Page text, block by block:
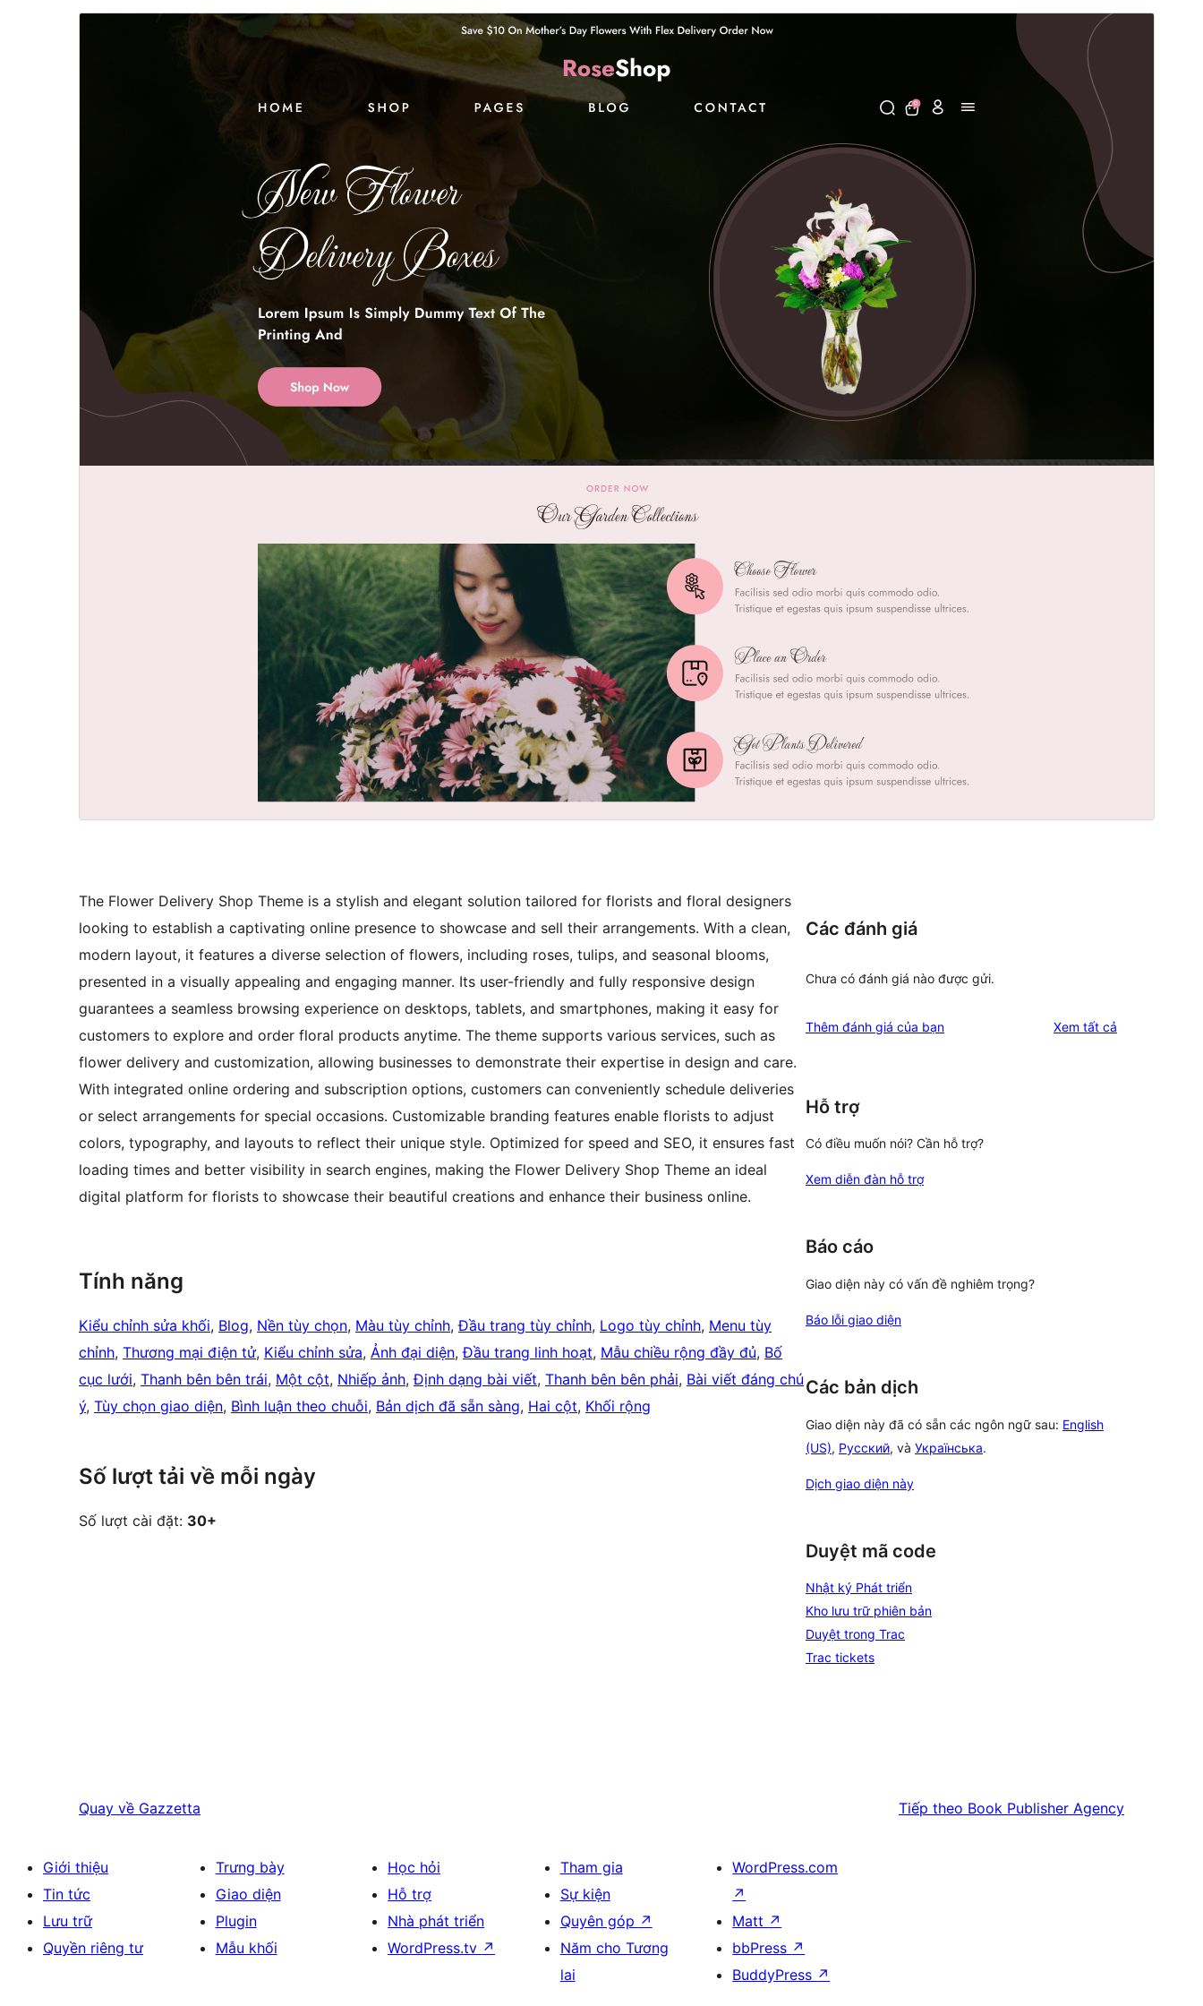
0.5.8
08 – 07 – 2026
Số lượt cài đặt
30+
5.0
Phiên bản PHP
Trang chủ của giao diện
The Flower Delivery Shop Theme is a stylish and elegant solution tailored for florists and floral designers
looking to establish a captivating online presence to showcase and sell their arrangements. With a clean,
modern layout, it features a diverse selection of flowers, including roses, tulips, and seasonal blooms,
presented in a visually appealing and engaging manner. Its user-friendly and fully responsive design
guarantees a seamless browsing experience on desktops, tablets, and smartphones, making it easy for
customers to explore and order floral products anytime. The theme supports various services, such as
flower delivery and customization, allowing businesses to demonstrate their expertise in design and care.
With integrated online ordering and subscription options, customers can conveniently schedule deliveries
or select arrangements for special occasions. Customizable branding features enable florists to adjust
colors, typography, and layouts to reflect their unique style. Optimized for speed and SEO, it ensures fast
loading times and better visibility in search engines, making the Flower Delivery Shop Theme an ideal
digital platform for florists to showcase their beautiful creations and enhance their business online.
Tính năng
Kiểu chỉnh sửa khối, Blog, Nền tùy chọn, Màu tùy chỉnh, Đầu trang tùy chỉnh, Logo tùy chỉnh, Menu tùy
chỉnh, Thương mại điện tử, Kiểu chỉnh sửa, Ảnh đại diện, Đầu trang linh hoạt, Mẫu chiều rộng đầy đủ, Bố
cục lưới, Thanh bên bên trái, Một cột, Nhiếp ảnh, Định dạng bài viết, Thanh bên bên phải, Bài viết đáng chú
ý, Tùy chọn giao diện, Bình luận theo chuỗi, Bản dịch đã sẵn sàng, Hai cột, Khối rộng
Số lượt tải về mỗi ngày
Số lượt cài đặt: 30+
Các đánh giá
Chưa có đánh giá nào được gửi.
Thêm đánh giá của bạn Xem tất cả
Hỗ trợ
Có điều muốn nói? Cần hỗ trợ?
Xem diễn đàn hỗ trợ
Báo cáo
Giao diện này có vấn đề nghiêm trọng?
Báo lỗi giao diện
Các bản dịch
Giao diện này đã có sẵn các ngôn ngữ sau: English
(US), Русский, và Українська.
Dịch giao diện này
Duyệt mã code
Nhật ký Phát triển
Kho lưu trữ phiên bản
Duyệt trong Trac
Trac tickets
Quay về Gazzetta Tiếp theo Book Publisher Agency
Giới thiệu
Tin tức
Lưu trữ
Quyền riêng tư
Trưng bày
Giao diện
Plugin
Mẫu khối
Học hỏi
Hỗ trợ
Nhà phát triển
WordPress.tv ↗
Tham gia
Sự kiện
Quyên góp ↗
Năm cho Tương
lai
WordPress.com
↗
Matt ↗
bbPress ↗
BuddyPress ↗